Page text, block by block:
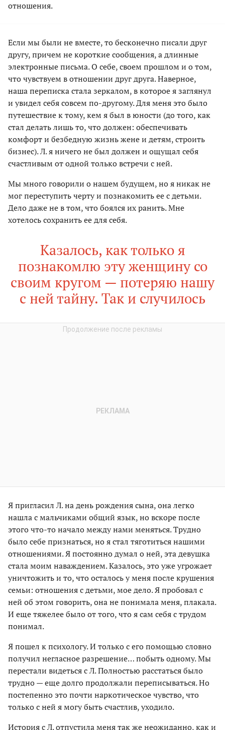
отношения.
Если мы были не вместе, то бесконечно писали друг
другу, причем не короткие сообщения, а длинные
электронные письма. О себе, своем прошлом и о том,
что чувствуем в отношении друг друга. Наверное,
наша переписка стала зеркалом, в которое я заглянул
и увидел себя совсем по-другому. Для меня это было
путешествие к тому, кем я был в юности (до того, как
стал делать лишь то, что должен: обеспечивать
комфорт и безбедную жизнь жене и детям, строить
бизнес). Л. я ничего не был должен и ощущал себя
счастливым от одной только встречи с ней.
Мы много говорили о нашем будущем, но я никак не
мог переступить черту и познакомить ее с детьми.
Дело даже не в том, что боялся их ранить. Мне
хотелось сохранить ее для себя.
Казалось, как только я
познакомлю эту женщину со
своим кругом — потеряю нашу
с ней тайну. Так и случилось
Я пригласил Л. на день рождения сына, она легко
нашла с мальчиками общий язык, но вскоре после
этого что-то начало между нами меняться. Трудно
было себе признаться, но я стал тяготиться нашими
отношениями. Я постоянно думал о ней, эта девушка
стала моим наваждением. Казалось, это уже угрожает
уничтожить и то, что осталось у меня после крушения
семьи: отношения с детьми, мое дело. Я пробовал с
ней об этом говорить, она не понимала меня, плакала.
И еще тяжелее было от того, что я сам себя с трудом
понимал.
Я пошел к психологу. И только с его помощью словно
получил негласное разрешение… побыть одному. Мы
перестали видеться с Л. Полностью расстаться было
трудно — еще долго продолжали переписываться. Но
постепенно это почти наркотическое чувство, что
только с ней я могу быть счастлив, уходило.
История с Л. отпустила меня так же неожиданно, как и